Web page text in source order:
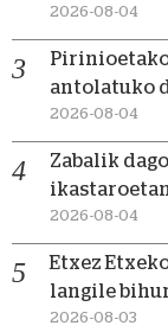
2026-08-04
antolatuko
2026-08-04
Zabalik
2026-08-04
Etxez
langile
2026-08-03